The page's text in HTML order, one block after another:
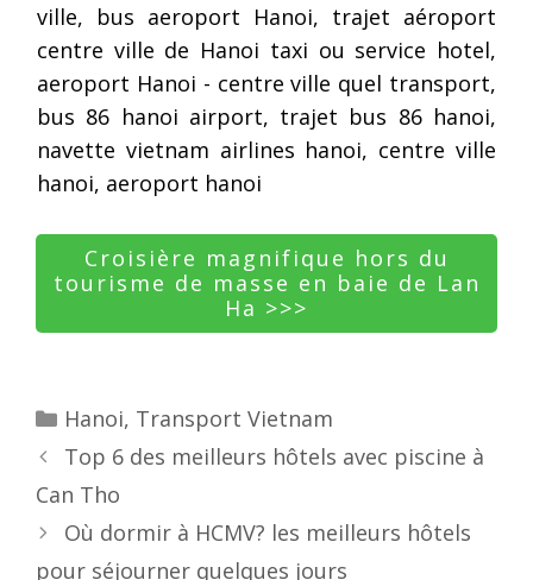
ville, bus aeroport Hanoi, trajet aéroport
centre ville de Hanoi taxi ou service hotel,
aeroport Hanoi - centre ville quel transport,
bus 86 hanoi airport, trajet bus 86 hanoi,
navette vietnam airlines hanoi, centre ville
hanoi, aeroport hanoi
Croisière magnifique hors du
tourisme de masse en baie de Lan
Ha >>>
Categories
Hanoi, Transport Vietnam
Post
navigation
Top 6 des meilleurs hôtels avec piscine à
Can Tho
Où dormir à HCMV? les meilleurs hôtels
pour séjourner quelques jours